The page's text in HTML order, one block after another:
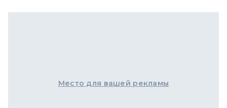
Место для вашей рекламы